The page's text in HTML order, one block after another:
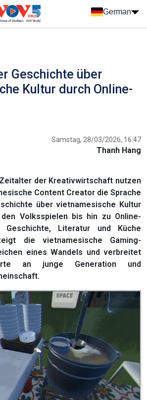
German
Geschichte über
Kultur durch Online-
Samstag, 28/03/2026, 16:47
Thanh Hang
Zeitalter der Kreativwirtschaft nutzen
Content Creator die Sprache
über vietnamesische Kultur
Volksspielen bis hin zu Online-
Literatur und Küche
die vietnamesische Gaming-
eines Wandels und verbreitet
an junge Generation und